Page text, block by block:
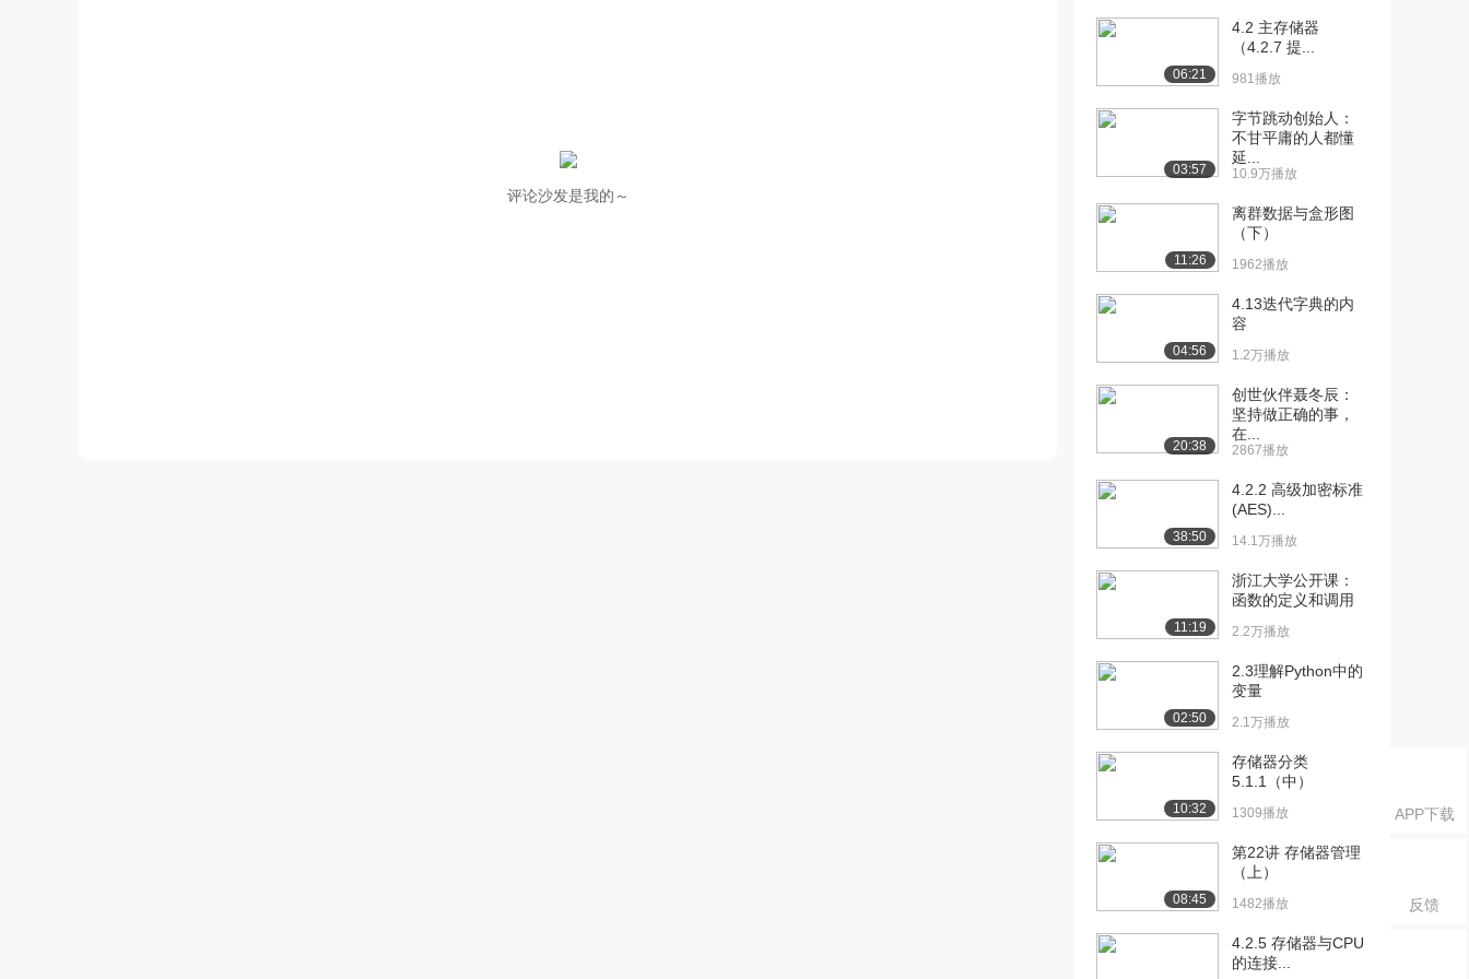
APP下载
反馈
评论沙发是我的～
2675播放
[11] 2.1 计算机的发展史-
1695播放
[12] 2.1 计算机的发展史-b
[13] 2.2-2.3 计算机的应用
3433播放
12:03
[14] 3.1 总线的基本概念 13:18
2301播放
[16] 3.3 总线性能及性能指
2462播放
[17] 3.4 总线结构
2733播放
[18] 3.5 总线控制-a 20:24
2530播放
[20] 3.5 总线控制-c
[22] 4.1 概述 -b
2310播放
16:55
[23] 4.2 主存储器（下） -
e
3087播放
06:21
4.2 主存储器
（4.2.7 提...
981播放
03:57
字节跳动创始人：
不甘平庸的人都懂
延...
10.9万播放
11:26
离群数据与盒形图
（下）
1962播放
04:56
4.13迭代字典的内
容
1.2万播放
20:38
创世伙伴聂冬辰：
坚持做正确的事，
在...
2867播放
38:50
4.2.2 高级加密标准
(AES)...
14.1万播放
11:19
浙江大学公开课：
函数的定义和调用
2.2万播放
02:50
2.3理解Python中的
变量
2.1万播放
10:32
存储器分类
5.1.1（中）
1309播放
08:45
第22讲 存储器管理
（上）
1482播放
4.2.5 存储器与CPU
的连接...